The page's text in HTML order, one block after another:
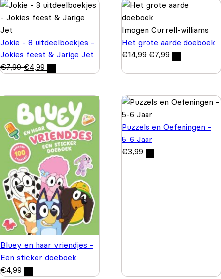
Jokie - 8 uitdeelboekjes -
Jokies feest & Jarige Jet
€7,99 €4,99
Imogen Currell-williams
Het grote aarde doeboek
€14,99 €7,99
Bluey en haar vriendjes -
Een sticker doeboek
€4,99
Puzzels en Oefeningen -
5-6 Jaar
€3,99